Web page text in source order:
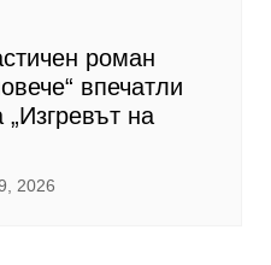
роман
впечатли
„Изгревът на
2026